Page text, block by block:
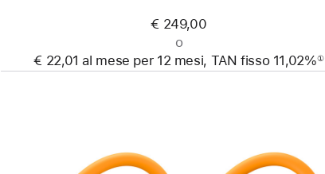
€ 249,00
o
€ 22,01 al mese per 12 mesi, TAN fisso 11,02%
Nota
①